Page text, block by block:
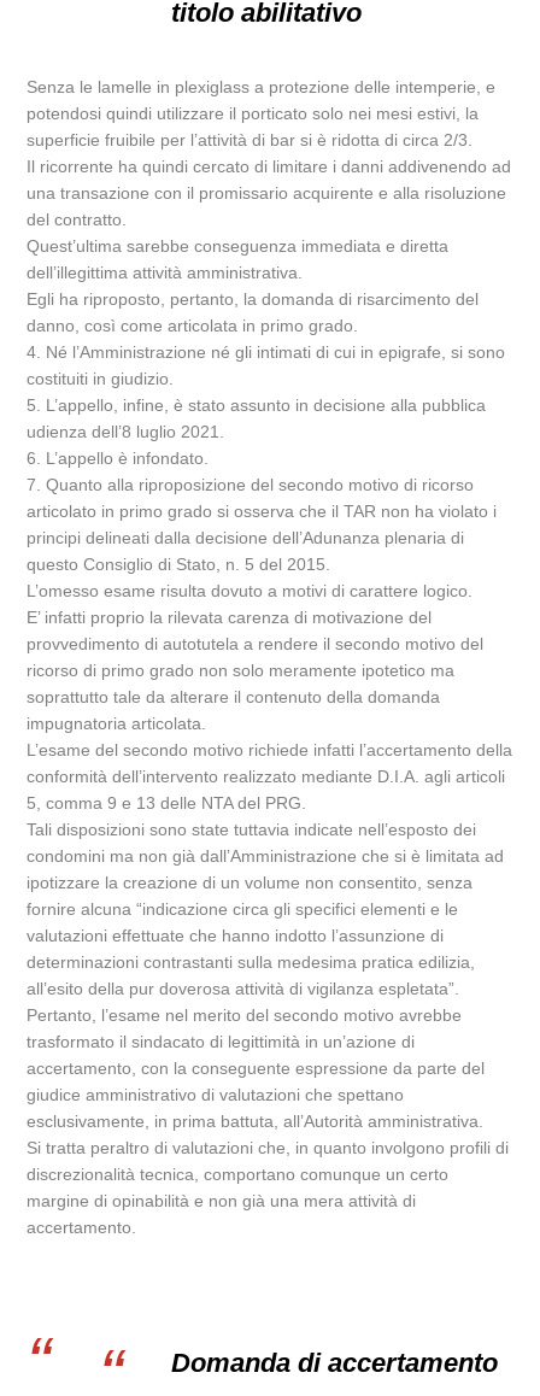
titolo abilitativo
Senza le lamelle in plexiglass a protezione delle intemperie, e
potendosi quindi utilizzare il porticato solo nei mesi estivi, la
superficie fruibile per l’attività di bar si è ridotta di circa 2/3.
Il ricorrente ha quindi cercato di limitare i danni addivenendo ad
una transazione con il promissario acquirente e alla risoluzione
del contratto.
Quest’ultima sarebbe conseguenza immediata e diretta
dell’illegittima attività amministrativa.
Egli ha riproposto, pertanto, la domanda di risarcimento del
danno, così come articolata in primo grado.
4. Né l’Amministrazione né gli intimati di cui in epigrafe, si sono
costituiti in giudizio.
5. L’appello, infine, è stato assunto in decisione alla pubblica
udienza dell’8 luglio 2021.
6. L’appello è infondato.
7. Quanto alla riproposizione del secondo motivo di ricorso
articolato in primo grado si osserva che il TAR non ha violato i
principi delineati dalla decisione dell’Adunanza plenaria di
questo Consiglio di Stato, n. 5 del 2015.
L’omesso esame risulta dovuto a motivi di carattere logico.
E’ infatti proprio la rilevata carenza di motivazione del
provvedimento di autotutela a rendere il secondo motivo del
ricorso di primo grado non solo meramente ipotetico ma
soprattutto tale da alterare il contenuto della domanda
impugnatoria articolata.
L’esame del secondo motivo richiede infatti l’accertamento della
conformità dell’intervento realizzato mediante D.I.A. agli articoli
5, comma 9 e 13 delle NTA del PRG.
Tali disposizioni sono state tuttavia indicate nell’esposto dei
condomini ma non già dall’Amministrazione che si è limitata ad
ipotizzare la creazione di un volume non consentito, senza
fornire alcuna “indicazione circa gli specifici elementi e le
valutazioni effettuate che hanno indotto l’assunzione di
determinazioni contrastanti sulla medesima pratica edilizia,
all’esito della pur doverosa attività di vigilanza espletata”.
Pertanto, l’esame nel merito del secondo motivo avrebbe
trasformato il sindacato di legittimità in un’azione di
accertamento, con la conseguente espressione da parte del
giudice amministrativo di valutazioni che spettano
esclusivamente, in prima battuta, all’Autorità amministrativa.
Si tratta peraltro di valutazioni che, in quanto involgono profili di
discrezionalità tecnica, comportano comunque un certo
margine di opinabilità e non già una mera attività di
accertamento.
Domanda di accertamento